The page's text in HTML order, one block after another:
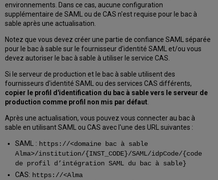
environnements. Dans ce cas, aucune configuration
supplémentaire de SAML ou de CAS n'est requise pour le bac à
sable après une actualisation.
Notez que vous devez créer une partie de confiance SAML séparée
pour le bac à sable sur le fournisseur d'identité SAML et/ou vous
devez autoriser le bac à sable à utiliser le service CAS.
Si le serveur de production et le bac à sable utilisent des
fournisseurs d'identité SAML ou des services CAS différents,
copier le profil d'identification du bac à sable vers le serveur de
production comme profil non mis par défaut
Après une actualisation, vous pouvez vous connecter au bac à
sable en utilisant SAML ou CAS avec l'une des URL suivantes :
SAML : https://<domaine bac à sable
Alma>/institution/{INST_CODE}/SAML/idpCode/{code
de profil d’intégration SAML du bac à sable}
CAS: https://<Alma